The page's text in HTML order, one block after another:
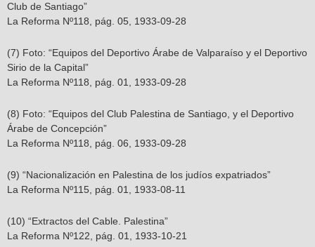
Club de Santiago”
La Reforma Nº118, pág. 05, 1933-09-28
(7) Foto: “Equipos del Deportivo Árabe de Valparaíso y el Deportivo
Sirio de la Capital”
La Reforma Nº118, pág. 01, 1933-09-28
(8) Foto: “Equipos del Club Palestina de Santiago, y el Deportivo
Árabe de Concepción”
La Reforma Nº118, pág. 06, 1933-09-28
(9) “Nacionalización en Palestina de los judíos expatriados”
La Reforma Nº115, pág. 01, 1933-08-11
(10) “Extractos del Cable. Palestina”
La Reforma Nº122, pág. 01, 1933-10-21